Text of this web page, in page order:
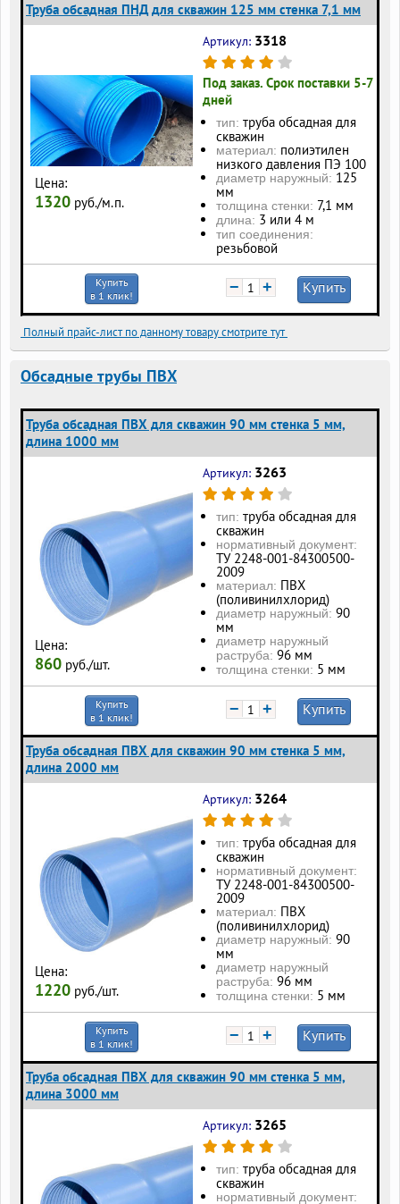
Труба обсадная ПНД для скважин 125 мм стенка 7,1 мм
Цена:
1320 руб./м.п.
Артикул: 3318
Под заказ. Срок поставки 5-7
дней
тип: труба обсадная для
скважин
материал: полиэтилен
низкого давления ПЭ 100
диаметр наружный: 125
мм
толщина стенки: 7,1 мм
длина: 3 или 4 м
тип соединения:
резьбовой
Купить
в 1 клик!
− + Купить
Полный прайс-лист по данному товару смотрите тут
Обсадные трубы ПВХ
Труба обсадная ПВХ для скважин 90 мм стенка 5 мм,
длина 1000 мм
Цена:
860 руб./шт.
Артикул: 3263
тип: труба обсадная для
скважин
нормативный документ:
ТУ 2248-001-84300500-
2009
материал: ПВХ
(поливинилхлорид)
диаметр наружный: 90
мм
диаметр наружный
раструба: 96 мм
толщина стенки: 5 мм
Купить
в 1 клик!
− + Купить
Труба обсадная ПВХ для скважин 90 мм стенка 5 мм,
длина 2000 мм
Цена:
1220 руб./шт.
Артикул: 3264
тип: труба обсадная для
скважин
нормативный документ:
ТУ 2248-001-84300500-
2009
материал: ПВХ
(поливинилхлорид)
диаметр наружный: 90
мм
диаметр наружный
раструба: 96 мм
толщина стенки: 5 мм
Купить
в 1 клик!
− + Купить
Труба обсадная ПВХ для скважин 90 мм стенка 5 мм,
длина 3000 мм
Артикул: 3265
тип: труба обсадная для
скважин
нормативный документ: